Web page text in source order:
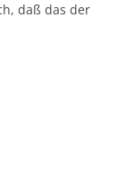
daß das der